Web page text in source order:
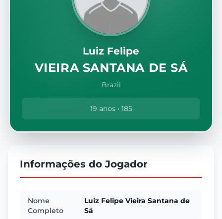
Luiz Felipe
VIEIRA SANTANA DE SÁ
Brazil
19 anos • 185
Informações do Jogador
Nome
Completo
Luiz Felipe Vieira Santana de
Sá